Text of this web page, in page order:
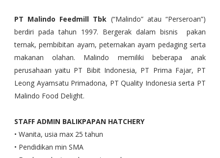
PT Malindo Feedmill Tbk (“Malindo” atau “Perseroan”)
berdiri pada tahun 1997. Bergerak dalam bisnis pakan
ternak, pembibitan ayam, peternakan ayam pedaging serta
makanan olahan. Malindo memiliki beberapa anak
perusahaan yaitu PT Bibit Indonesia, PT Prima Fajar, PT
Leong Ayamsatu Primadona, PT Quality Indonesia serta PT
Malindo Food Delight.
STAFF ADMIN BALIKPAPAN HATCHERY
• Wanita, usia max 25 tahun
• Pendidikan min SMA